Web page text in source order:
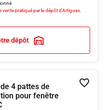
vente pratiqué par le dépôt d'Artigues.
dépôt
4 pattes de
pour fenêtre